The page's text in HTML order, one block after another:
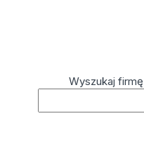
Wyszukaj firmę